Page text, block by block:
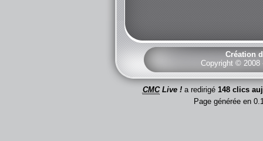
Création
Copyright © 2008
CMCLive !a redirigé 148 clics
Page générée en